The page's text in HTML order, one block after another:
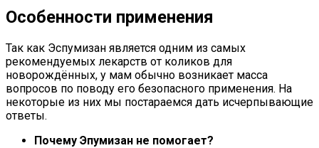
Особенности применения
Так как Эспумизан является одним из самых
рекомендуемых лекарств от коликов для
новорождённых, у мам обычно возникает масса
вопросов по поводу его безопасного применения. На
некоторые из них мы постараемся дать исчерпывающие
ответы.
Почему Эпумизан не помогает?